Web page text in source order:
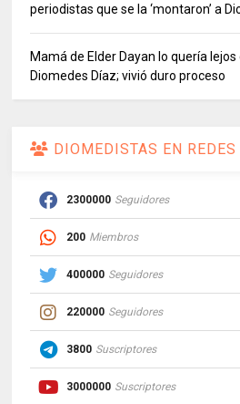
periodistas que se la ‘montaron’ a
Mamá de Elder Dayan lo quería
Diomedes Díaz; vivió duro proceso
DIOMEDISTAS EN REDES
2300000 Seguidores
200 Miembros
400000 Seguidores
220000 Seguidores
3800 Suscriptores
3000000 Suscriptores